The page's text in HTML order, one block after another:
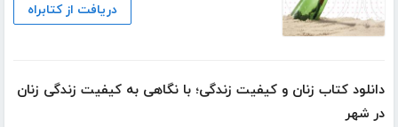
دریافت از کتابراه
دانلود کتاب زنان و کیفیت زندگی؛ با نگاهی به کیفیت زندگی زنان
در شهر